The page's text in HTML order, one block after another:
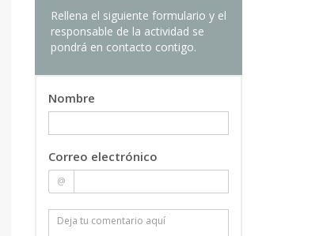
Rellena el siguiente formulario y el
responsable de la actividad se
pondrá en contacto contigo.
Nombre
Correo electrónico
@